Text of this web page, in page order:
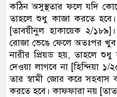
কঠিন অসুস্থতার ফলে যদি
তাহলে শুধু কাজা করতে
[তাবয়ীনুল হাকায়েক ২/
রোজা ভেঙে ফেলে অতঃপর
নারীর প্রিয়ড হয়, তাহলে
দেওয়া লাগবে না [হিন্দিয়া ১/
তার স্বামী জোর করে সহবাস
করতে হবে। কাফফারা নয়